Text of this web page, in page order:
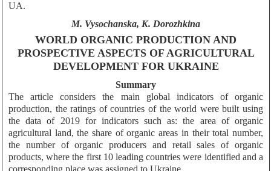
UA.
M. Vysochanska, K. Dorozhkina
WORLD ORGANIC PRODUCTION AND
PROSPECTIVE ASPECTS OF AGRICULTURAL
DEVELOPMENT FOR UKRAINE
Summary
The article considers the main global indicators of organic
production, the ratings of countries of the world were built using
the data of 2019 for indicators such as: the area of organic
agricultural land, the share of organic areas in their total number,
the number of organic producers and retail sales of organic
products, where the first 10 leading countries were identified and a
corresponding place was assigned to Ukraine.